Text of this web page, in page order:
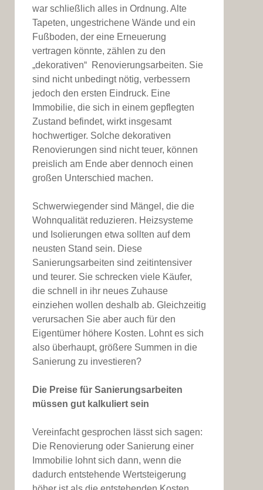
war schließlich alles in Ordnung. Alte
Tapeten, ungestrichene Wände und ein
Fußboden, der eine Erneuerung
vertragen könnte, zählen zu den
„dekorativen“ Renovierungsarbeiten. Sie
sind nicht unbedingt nötig, verbessern
jedoch den ersten Eindruck. Eine
Immobilie, die sich in einem gepflegten
Zustand befindet, wirkt insgesamt
hochwertiger. Solche dekorativen
Renovierungen sind nicht teuer, können
preislich am Ende aber dennoch einen
großen Unterschied machen.
Schwerwiegender sind Mängel, die die
Wohnqualität reduzieren. Heizsysteme
und Isolierungen etwa sollten auf dem
neusten Stand sein. Diese
Sanierungsarbeiten sind zeitintensiver
und teurer. Sie schrecken viele Käufer,
die schnell in ihr neues Zuhause
einziehen wollen deshalb ab. Gleichzeitig
verursachen Sie aber auch für den
Eigentümer höhere Kosten. Lohnt es sich
also überhaupt, größere Summen in die
Sanierung zu investieren?
Die Preise für Sanierungsarbeiten
müssen gut kalkuliert sein
Vereinfacht gesprochen lässt sich sagen:
Die Renovierung oder Sanierung einer
Immobilie lohnt sich dann, wenn die
dadurch entstehende Wertsteigerung